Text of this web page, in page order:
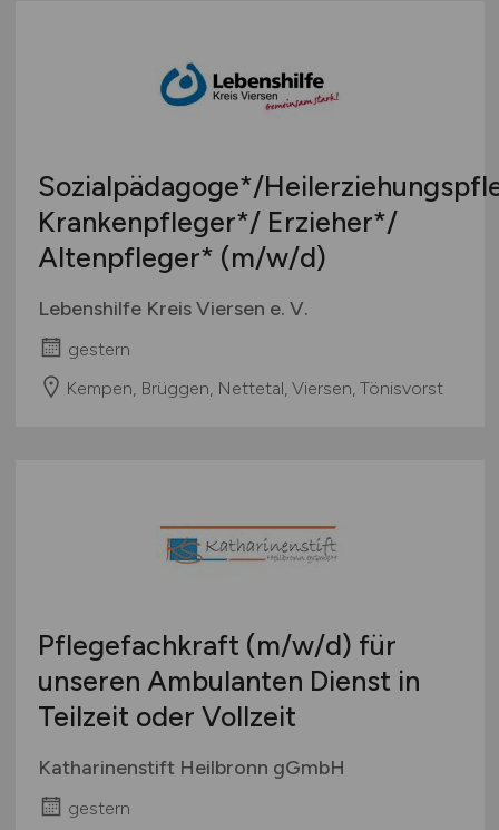
Sozialpädagoge*/
Krankenpfleger*/ Erzieher*/
Altenpfleger* (m/w/d)
Lebenshilfe Kreis Viersen e. V.
gestern
Kempen, Brüggen, Nettetal, Viersen, Tönisvorst
Pflegefachkraft (m/w/d) für
unseren Ambulanten Dienst in
Teilzeit oder Vollzeit
Katharinenstift Heilbronn gGmbH
gestern